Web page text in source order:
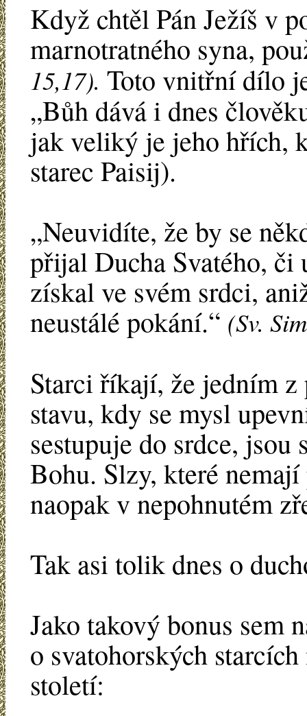
Když chtěl Pán Ježíš v
marnotratného syna,
15,17). Toto vnitřní dílo
„Bůh dává i dnes
jak veliký je jeho hřích,
starec Paisij).
„Neuvidíte, že by se
přijal Ducha Svatého, či
získal ve svém srdci,
neustálé pokání.“ (Sv.
Starci říkají, že jedním
stavu, kdy se mysl
sestupuje do srdce,
Bohu. Slzy, které
naopak v nepohnutém
Tak asi tolik dnes o
Jako takový bonus sem
o svatohorských
století: